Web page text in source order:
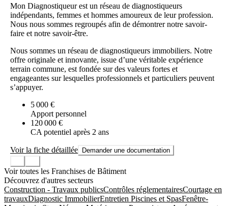
Mon Diagnostiqueur est un réseau de diagnostiqueurs
indépendants, femmes et hommes amoureux de leur profession.
Nous nous sommes regroupés afin de démontrer notre savoir-
faire et notre savoir-être.
Nous sommes un réseau de diagnostiqueurs immobiliers. Notre
offre originale et innovante, issue d’une véritable expérience
terrain commune, est fondée sur des valeurs fortes et
engageantes sur lesquelles professionnels et particuliers peuvent
s’appuyer.
5 000 €
Apport personnel
120 000 €
CA potentiel après 2 ans
Voir la fiche détaillée Demander une documentation
Voir toutes les Franchises de Bâtiment
Découvrez d'autres secteurs
Construction - Travaux publicsContrôles réglementairesCourtage en
travauxDiagnostic ImmobilierEntretien Piscines et SpasFenêtre-